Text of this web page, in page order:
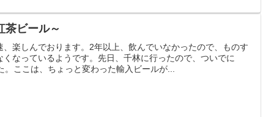
茶ビール～
楽しんでおります。2年以上、飲んでいなかったので、ものす
なっているようです。先日、千林に行ったので、ついでに
ここは、ちょっと変わった輸入ビールが...